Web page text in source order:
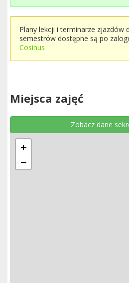
Plany lekcji i terminarze zjazdów
semestrów dostępne są po
Cosinus
Miejsca zajęć
Zobacz dane
+
−